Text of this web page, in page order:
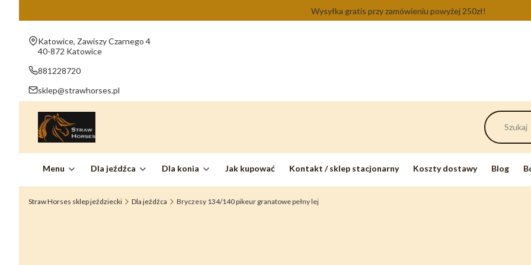
Wysyłka gratis przy zamówieniu powyżej 250zł!
Adres:
Katowice, Zawiszy Czarnego 4
40-872 Katowice
881228720
sklep@strawhorses.pl
Menu Dla jeźdźca Dla konia Jak kupować Kontakt / sklep stacjonarny Koszty dostawy Blog
Straw Horses sklep jeździecki Dla jeźdźca Bryczesy 134/140 pikeur granatowe pełny lej